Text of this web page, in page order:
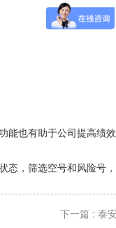
能也有助于公司提高绩
态，筛选空号和风险号
下一篇 : 泰